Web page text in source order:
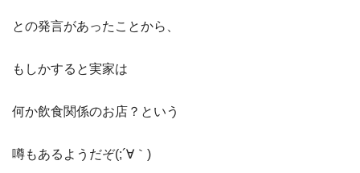
との発言があったことから、
もしかすると実家は
何か飲食関係のお店？という
噂もあるようだぞ(;´∀｀)